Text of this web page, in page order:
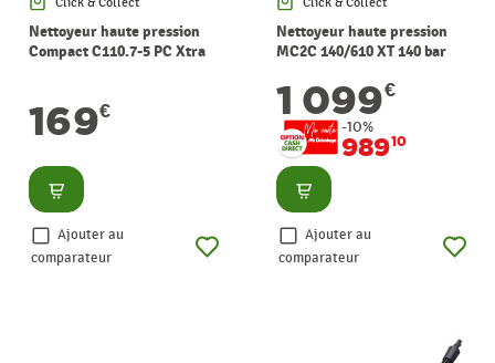
Nettoyeur haute pression
Compact C110.7-5 PC Xtra
169€
Consulter
Ajouter au
comparateur
Nettoyeur haute pression
MC2C 140/610 XT 140 bar
1 099€
-10%
98910
Consulter
Ajouter au
comparateur